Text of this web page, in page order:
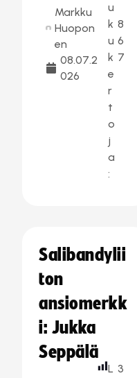
Markku
Huopon
en
08.07.2
026
u
k
u
k
e
r
t
o
j
a
:
8
6
7
Salibandylii
ton
ansiomerkk
i: Jukka
Seppälä
L 3